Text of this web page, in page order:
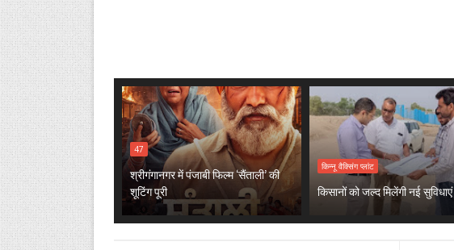
47
श्रीगंगानगर में पंजाबी फिल्म ‘सैंताली’ की
शूटिंग पूरी
किन्नू वैक्सिंग प्लांट
किसानों को जल्द मिलेंगी नई सुविधाएं